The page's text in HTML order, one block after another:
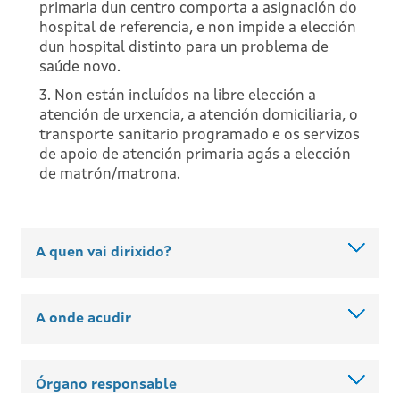
primaria dun centro comporta a asignación do
hospital de referencia, e non impide a elección
dun hospital distinto para un problema de
saúde novo.
3. Non están incluídos na libre elección a
atención de urxencia, a atención domiciliaria, o
transporte sanitario programado e os servizos
de apoio de atención primaria agás a elección
de matrón/matrona.
A quen vai dirixido?
A onde acudir
Órgano responsable